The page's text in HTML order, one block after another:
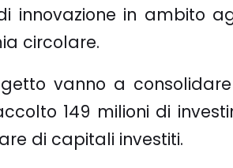
innovazione in ambito
circolare.
vanno a
149 milioni di
di capitali investiti.